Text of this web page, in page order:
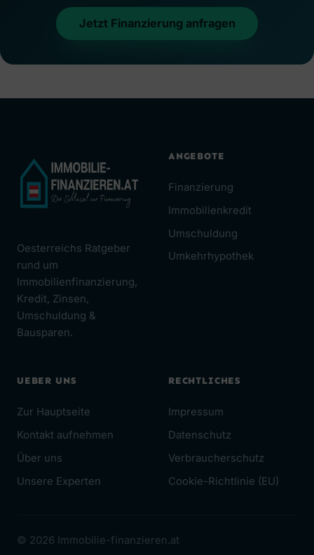
Jetzt Finanzierung anfragen
Oesterreichs Ratgeber
rund um
Immobilienfinanzierung,
Kredit, Zinsen,
Umschuldung &
Bausparen.
ANGEBOTE
Finanzierung
Immobilienkredit
Umschuldung
Umkehrhypothek
UEBER UNS
Zur Hauptseite
Kontakt aufnehmen
Über uns
Unsere Experten
RECHTLICHES
Impressum
Datenschutz
Verbraucherschutz
Cookie-Richtlinie (EU)
© 2026 Immobilie-finanzieren.at